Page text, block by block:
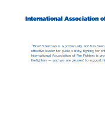
International Association
“Brad Sherman is a proven ally and has
effective leader for public safety, fighting for
International Association of Fire Fighters is
firefighters — and we are pleased to support